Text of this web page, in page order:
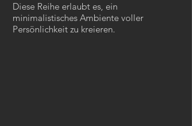
Diese Reihe erlaubt es, ein
minimalistisches Ambiente voller
Persönlichkeit zu kreieren.